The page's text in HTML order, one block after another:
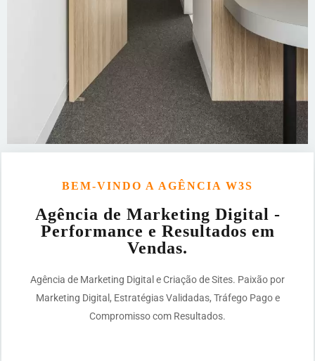
BEM-VINDO A AGÊNCIA W3S
Agência de Marketing Digital -
Performance e Resultados em
Vendas.
Agência de Marketing Digital e Criação de Sites. Paixão por
Marketing Digital, Estratégias Validadas, Tráfego Pago e
Compromisso com Resultados.